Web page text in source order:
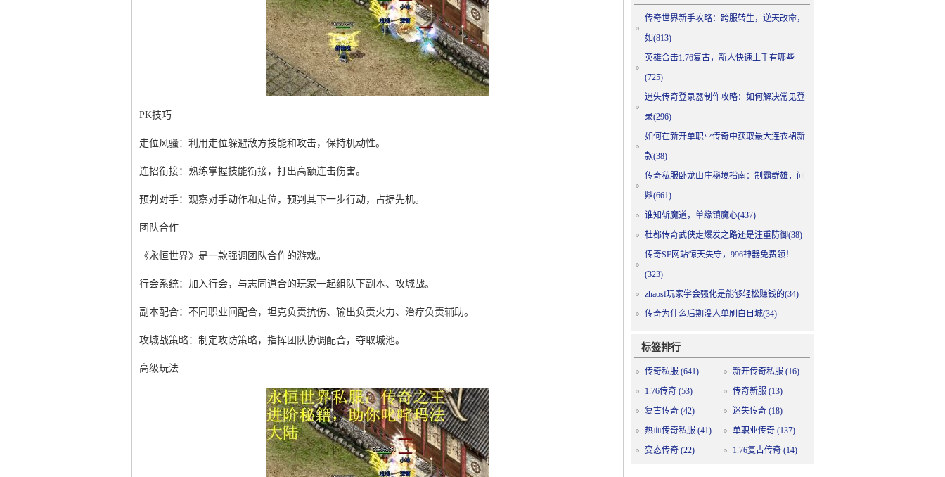
PK技巧
走位风骚：利用走位躲避敌方技能和攻击，保持机动性。
连招衔接：熟练掌握技能衔接，打出高额连击伤害。
预判对手：观察对手动作和走位，预判其下一步行动，占据先机。
团队合作
《永恒世界》是一款强调团队合作的游戏。
行会系统：加入行会，与志同道合的玩家一起组队下副本、攻城战。
副本配合：不同职业间配合，坦克负责抗伤、输出负责火力、治疗负责辅助。
攻城战策略：制定攻防策略，指挥团队协调配合，夺取城池。
高级玩法
传奇世界新手攻略：跨服转生，逆天改命，
如(813)
英雄合击1.76复古，新人快速上手有哪些
(725)
迷失传奇登录器制作攻略：如何解决常见登
录(296)
如何在新开单职业传奇中获取最大连衣裙新
款(38)
传奇私服卧龙山庄秘境指南：制霸群雄，问
鼎(661)
谁知斩魔道，单缘镇魔心(437)
杜都传奇武侠走爆发之路还是注重防御(38)
传奇SF网站惊天失守，996神器免费领！
(323)
zhaosf玩家学会强化是能够轻松赚钱的(34)
传奇为什么后期没人单刷白日城(34)
标签排行
传奇私服 (641) 新开传奇私服 (16)
1.76传奇 (53) 传奇新服 (13)
复古传奇 (42) 迷失传奇 (18)
热血传奇私服 (41) 单职业传奇 (137)
变态传奇 (22) 1.76复古传奇 (14)